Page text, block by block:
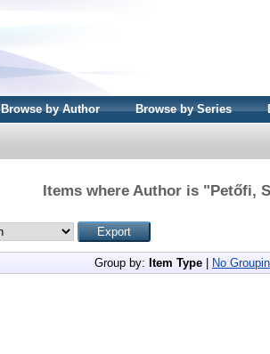
Browse by Author Browse by Series
Items where Author is "Petőfi,
Group by: Item Type No